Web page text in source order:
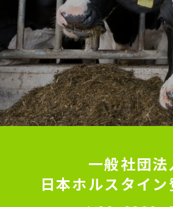
一般社団法
日本ホルスタイ